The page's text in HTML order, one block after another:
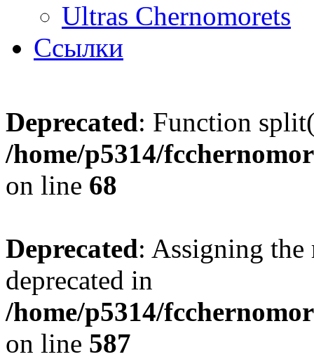
Ultras Chernomorets
Ссылки
Deprecated: Function
/home/p5314/
on line 68
Deprecated: Assigning the
deprecated in
/home/p5314/
on line 587